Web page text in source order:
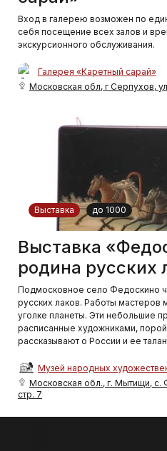
Вход в галерею возможен по
себя посещение всех залов и
экскурсионного обслуживания.
Галерея «Каретный сарай»
Московская обл, г Серпухов,
Выставка до 1000
Выставка
родина русских
Подмосковное село Федоскино
русских лаков. Работы мастеров
уголке планеты. Эти небольшие
расписанные художниками,
рассказывают о России и ее
Музей народных
Московская обл., г. Мытищи, с.
стр. 7